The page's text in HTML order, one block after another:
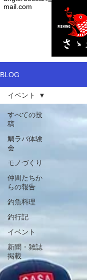
mail.com
BLOG
すべての投
稿
鯛ラバ体験
会
モノづくり
仲間たちか
らの報告
釣魚料理
釣行記
イベント
新聞・雑誌
掲載
イベント